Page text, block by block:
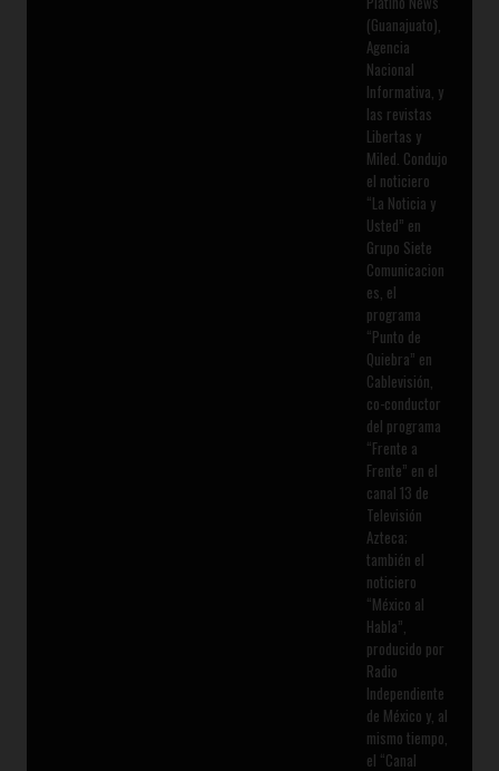
(Guanajuato),
Agencia
Nacional
Informativa, y
las revistas
Libertas y
Miled. Condujo
el noticiero
“La Noticia y
Usted” en
Grupo Siete
Comunicacion
es, el
programa
“Punto de
Quiebra” en
Cablevisión,
co-conductor
del programa
“Frente a
Frente” en el
canal 13 de
Televisión
Azteca;
también el
noticiero
“México al
Habla”,
producido por
Radio
Independiente
de México y, al
mismo tiempo,
el “Canal